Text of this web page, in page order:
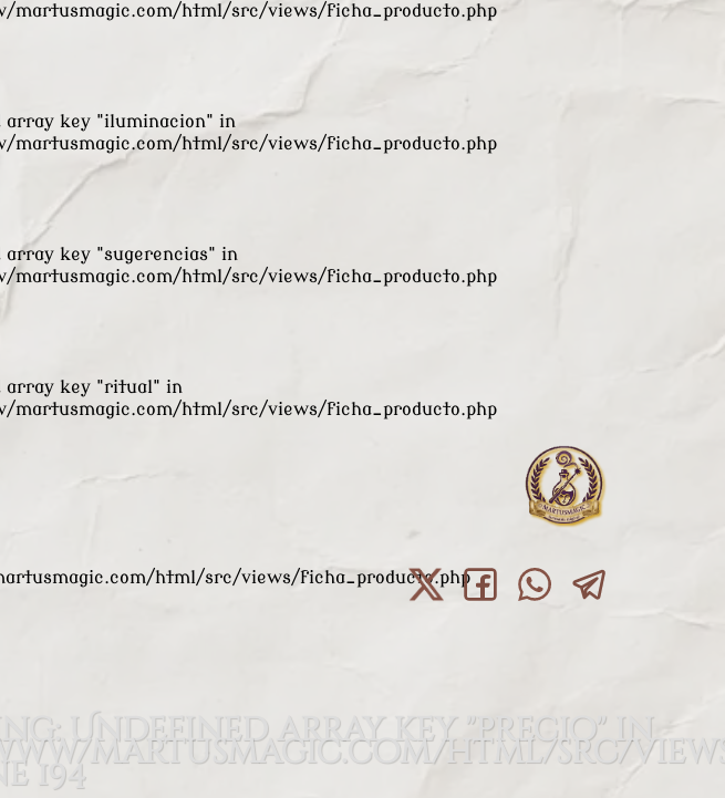
martusmagic.com/html/src/views/ficha_producto.php
array key "iluminacion" in
martusmagic.com/html/src/views/ficha_producto.php
array key "sugerencias" in
martusmagic.com/html/src/views/ficha_producto.php
array key "ritual" in
martusmagic.com/html/src/views/ficha_producto.php
html/src/views/ficha_producto.php
: Undefined array key "precio" in
martusmagic.com/html/src/
194